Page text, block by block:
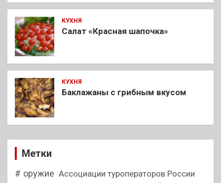
КУХНЯ
Салат «Красная шапочка»
КУХНЯ
Баклажаны с грибным вкусом
Метки
# оружие Ассоциации туроператоров России